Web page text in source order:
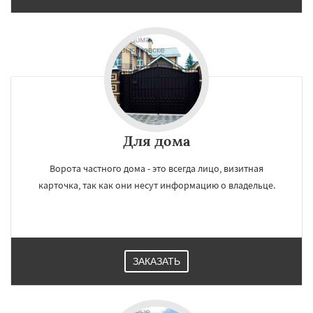
Голицыно Дедовск Дзержинск Дмитров
Для дома
Ворота частного дома - это всегда лицо, визитная
карточка, так как они несут информацию о владельце.
ЗАКАЗАТЬ